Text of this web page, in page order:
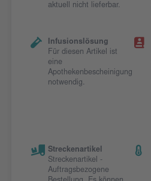
aktuell nicht lieferbar.
Infusionslösung
Für diesen Artikel ist
eine
Apothekenbescheinigung
notwendig.
Streckenartikel
Streckenartikel -
Auftragsbezogene